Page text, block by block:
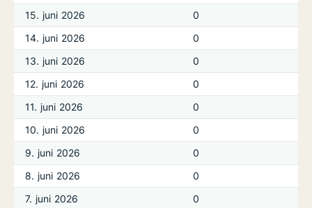
15. juni 2026
0
14. juni 2026
0
13. juni 2026
0
12. juni 2026
0
11. juni 2026
0
10. juni 2026
0
9. juni 2026
0
8. juni 2026
0
7. juni 2026
0